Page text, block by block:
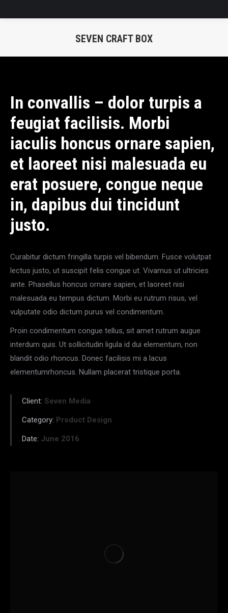
SEVEN CRAFT BOX
In convallis – dolor turpis a
feugiat facilisis. Morbi
iaculis honcus ornare sapien,
et laoreet nisi malesuada eu
erat posuere, congue neque
in, dapibus dui tincidunt
justo.
Curabitur dictum fringilla turpis vel bibendum. Fusce volutpat
lectus justo, ut suscipit felis congue ut. Vivamus ut ultricies
ante. Phasellus honcus ornare sapien, et laoreet nisi
malesuada eu tempus dictum. Morbi eu rutrum risus, vel
vulputate odio dictum purus vel condimentum.
Proin condimentum congue tellus, sit amet rutrum augue
interdum quis. Ut sollicitudin ligula id dui elementum, non
blandit odio rhoncus. Donec facilisis mi a lacus
elementumrhoncus. Nullam placerat tristique porta.
Client: Seven Media
Category: Product Design
Date: June 2016